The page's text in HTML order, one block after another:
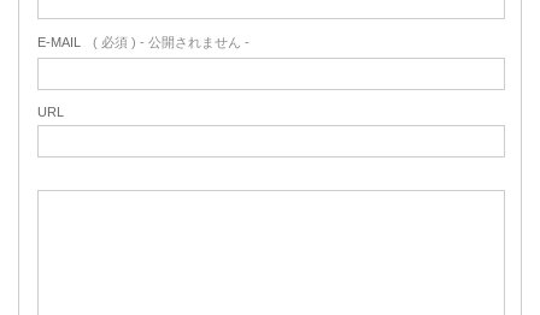
E-MAIL ( 必須 ) - 公開されません -
URL